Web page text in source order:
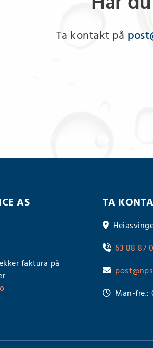
Ta kontakt på
AS
faktura på
TA

 63 88 87

 Man-fre.: